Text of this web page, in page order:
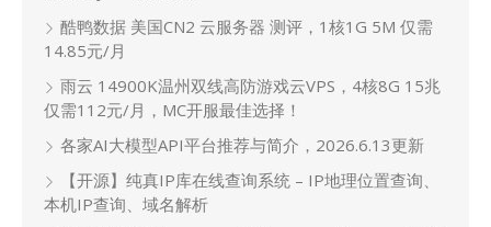
酷鸭数据 美国CN2 云服务器 测评，1核1G 5M 仅需
14.85元/月
雨云 14900K温州双线高防游戏云VPS，4核8G 15兆
仅需112元/月，MC开服最佳选择！
各家AI大模型API平台推荐与简介，2026.6.13更新
【开源】纯真IP库在线查询系统 – IP地理位置查询、
本机IP查询、域名解析